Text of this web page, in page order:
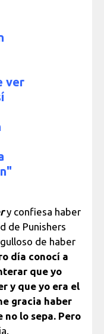
ver
y confiesa haber
de Punishers
de haber
día conocí a
que yo
y que yo era el
gracia haber
lo sepa. Pero